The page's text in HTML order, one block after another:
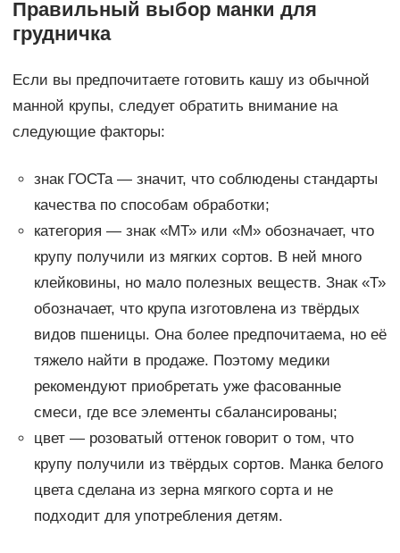
Правильный выбор манки для
грудничка
Если вы предпочитаете готовить кашу из обычной
манной крупы, следует обратить внимание на
следующие факторы:
знак ГОСТа — значит, что соблюдены стандарты
качества по способам обработки;
категория — знак «МТ» или «М» обозначает, что
крупу получили из мягких сортов. В ней много
клейковины, но мало полезных веществ. Знак «Т»
обозначает, что крупа изготовлена из твёрдых
видов пшеницы. Она более предпочитаема, но её
тяжело найти в продаже. Поэтому медики
рекомендуют приобретать уже фасованные
смеси, где все элементы сбалансированы;
цвет — розоватый оттенок говорит о том, что
крупу получили из твёрдых сортов. Манка белого
цвета сделана из зерна мягкого сорта и не
подходит для употребления детям.